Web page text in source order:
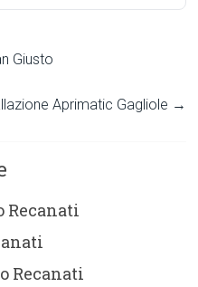
Giusto
Aprimatic Gagliole →
Recanati
Recanati